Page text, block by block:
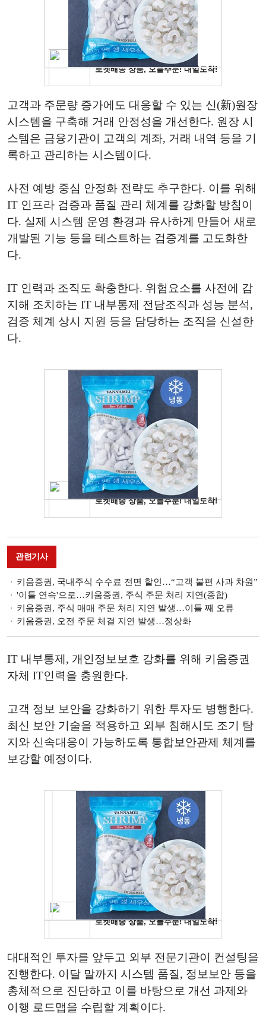
고객과 주문량 증가에도 대응할 수 있는 신(新)원장
시스템을 구축해 거래 안정성을 개선한다. 원장 시
스템은 금융기관이 고객의 계좌, 거래 내역 등을 기
록하고 관리하는 시스템이다.
사전 예방 중심 안정화 전략도 추구한다. 이를 위해
IT 인프라 검증과 품질 관리 체계를 강화할 방침이
다. 실제 시스템 운영 환경과 유사하게 만들어 새로
개발된 기능 등을 테스트하는 검증계를 고도화한
다.
IT 인력과 조직도 확충한다. 위험요소를 사전에 감
지해 조치하는 IT 내부통제 전담조직과 성능 분석,
검증 체계 상시 지원 등을 담당하는 조직을 신설한
다.
관련기사
키움증권, 국내주식 수수료 전면 할인…“고객 불편 사과 차원”
'이틀 연속'으로…키움증권, 주식 주문 처리 지연(종합)
키움증권, 주식 매매 주문 처리 지연 발생…이틀 째 오류
키움증권, 오전 주문 체결 지연 발생…정상화
IT 내부통제, 개인정보보호 강화를 위해 키움증권
자체 IT인력을 충원한다.
고객 정보 보안을 강화하기 위한 투자도 병행한다.
최신 보안 기술을 적용하고 외부 침해시도 조기 탐
지와 신속대응이 가능하도록 통합보안관제 체계를
보강할 예정이다.
대대적인 투자를 앞두고 외부 전문기관이 컨설팅을
진행한다. 이달 말까지 시스템 품질, 정보보안 등을
총체적으로 진단하고 이를 바탕으로 개선 과제와
이행 로드맵을 수립할 계획이다.